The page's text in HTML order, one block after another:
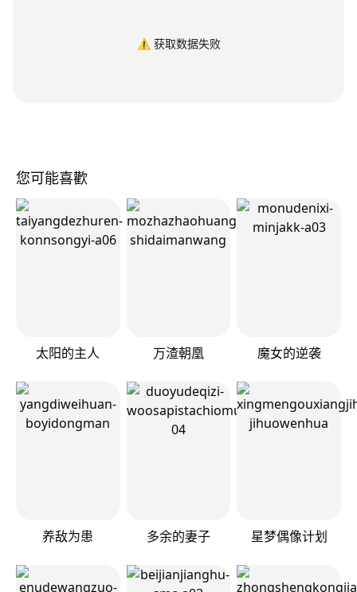
⚠️ 获取数据失败
您可能喜歡
太阳的主人 万渣朝凰 魔女的逆袭
养敌为患 多余的妻子 星梦偶像计划